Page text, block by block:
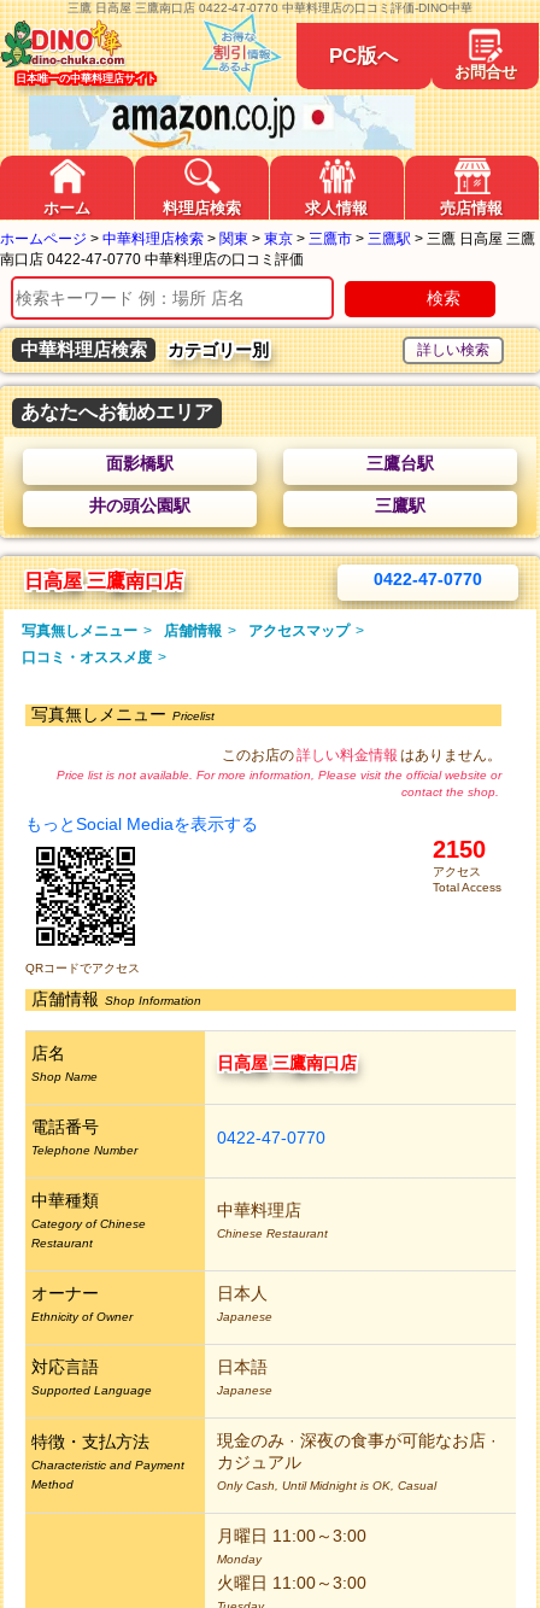
三鷹 日高屋 三鷹南口店 0422-47-0770 中華料理店の口コミ評価-DINO中華
日本唯一の中華料理店サイト
PC版へ
お問合せ
ホーム 料理店検索 求人情報 売店情報
ホームページ > 中華料理店検索 > 関東 > 東京 > 三鷹市 > 三鷹駅 > 三鷹 日高屋 三鷹
南口店 0422-47-0770 中華料理店の口コミ評価
検索
中華料理店検索 カテゴリー別
あなたへお勧めエリア
面影橋駅 三鷹台駅
井の頭公園駅 三鷹駅
日高屋 三鷹南口店 0422-47-0770
写真無しメニュー > 店舗情報 > アクセスマップ >
口コミ・オススメ度 >
写真無しメニュー Pricelist
このお店の詳しい料金情報 はありません。
Price list is not available. For more information, Please visit the official website or
contact the shop.
もっとSocial Mediaを表示する
2150
アクセス
Total Access
QRコードでアクセス
店舗情報 Shop Information
店名
Shop Name
日高屋 三鷹南口店
電話番号
Telephone Number
0422-47-0770
中華種類
Category of Chinese
Restaurant
中華料理店
Chinese Restaurant
オーナー
Ethnicity of Owner
日本人
Japanese
対応言語
Supported Language
日本語
Japanese
特徴・支払方法
Characteristic and Payment
Method
現金のみ · 深夜の食事が可能なお店 ·
カジュアル
Only Cash, Until Midnight is OK, Casual
月曜日 11:00～3:00
Monday
火曜日 11:00～3:00